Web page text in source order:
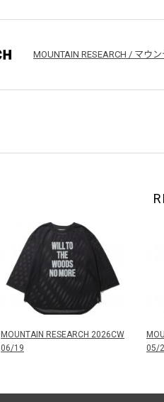
MOUNTAIN RESEARCH / マウ
MOUNTAIN RESEARCH 2026CW
06/19
05/